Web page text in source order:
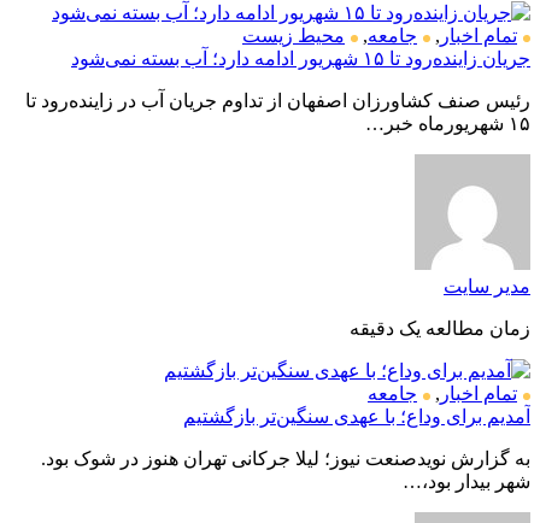
تمام اخبار , جامعه,
محیط زیست
جریان زاینده‌رود تا ۱۵ شهریور ادامه دارد؛ آب بسته نمی‌شود
رئیس صنف کشاورزان اصفهان از تداوم جریان آب در زاینده‌رود تا
۱۵ شهریورماه خبر…
مدیر سایت
زمان مطالعه یک دقیقه
تمام اخبار ,
جامعه
آمدیم برای وداع؛ با عهدی سنگین‌تر بازگشتیم
به گزارش نویدصنعت نیوز؛ لیلا جرکانی تهران هنوز در شوک بود.
شهر بیدار بود،…